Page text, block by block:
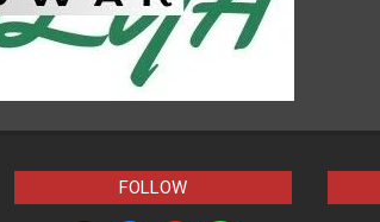
FOLLOW